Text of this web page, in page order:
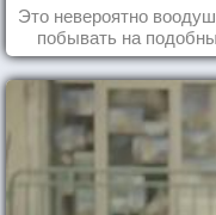
Это невероятно
побывать на